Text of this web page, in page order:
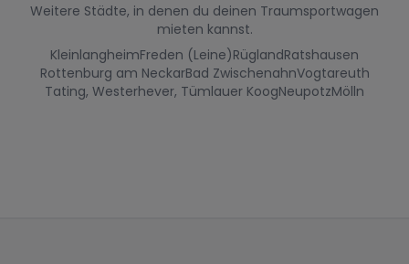
Weitere Städte, in denen du deinen Traumsportwagen
mieten kannst.
KleinlangheimFreden (Leine)RüglandRatshausen
Rottenburg am NeckarBad ZwischenahnVogtareuth
Tating, Westerhever, Tümlauer KoogNeupotzMölln